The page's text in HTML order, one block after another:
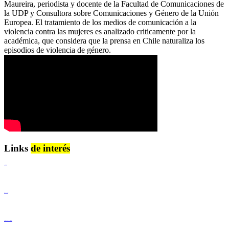
Maureira, periodista y docente de la Facultad de Comunicaciones de
la UDP y Consultora sobre Comunicaciones y Género de la Unión
Europea. El tratamiento de los medios de comunicación a la
violencia contra las mujeres es analizado criticamente por la
académica, que considera que la prensa en Chile naturaliza los
episodios de violencia de género.
Links de interés